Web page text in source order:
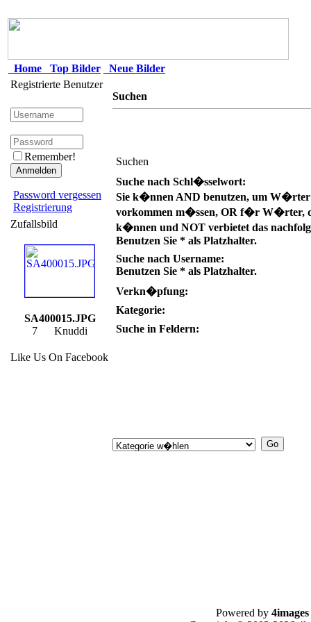
Home Top Bilder
Neue Bilder
Registrierte Benutzer
Remember!
Password vergessen
Registrierung
Zufallsbild
SA400015.JPG
7 Knuddi
Like Us On Facebook
Suchen
Suchen
Suche nach Schl�sselwort:
Sie k�nnen AND benutzen, um W�rter
vorkommen m�ssen, OR f�r W�rter,
k�nnen und NOT verbietet das
Benutzen Sie * als Platzhalter.
Suche nach Username:
Benutzen Sie * als Platzhalter.
Verkn�pfung:
Kategorie:
Suche in Feldern:
Powered by 4images